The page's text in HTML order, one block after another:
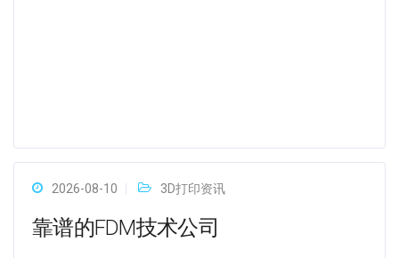
2026-08-10 3D打印资讯
靠谱的FDM技术公司